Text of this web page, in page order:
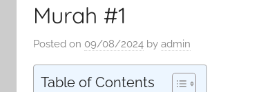
Murah #1
Posted on 09/08/2024 by admin
Table of Contents